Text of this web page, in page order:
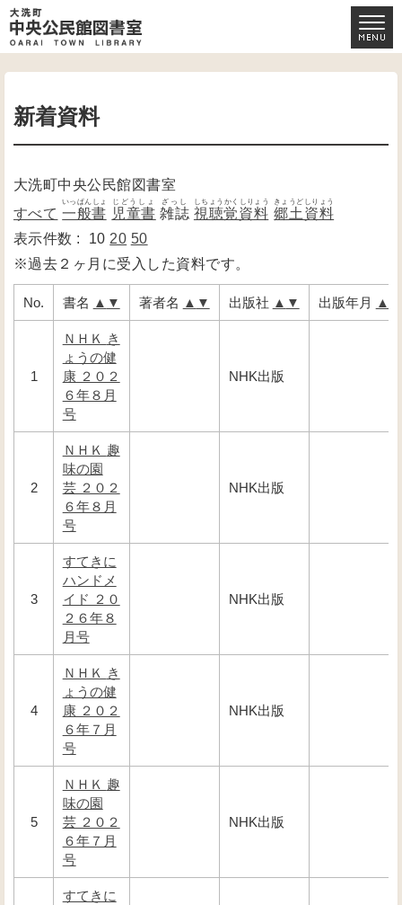
新着資料
大洗町中央公民館図書室
すべて 一般書
いっぱんしょ
児童書
じどうしょ
雑誌
ざっし
視聴覚資料
しちょうかくしりょう
郷土資料
きょうどしりょう
10 20 50
※過去２ヶ月に受入した資料です。
No. 書名 ▲ ▼ 著者名 ▲ ▼ 出版社 ▲ ▼ 出版年月 ▲
1
ＮＨＫ き
ょうの健
康 ２０２
６年８月
号
NHK出版
2
ＮＨＫ 趣
味の園
芸 ２０２
６年８月
号
NHK出版
3
すてきに
ハンドメ
イド ２０
２６年８
月号
NHK出版
4
ＮＨＫ き
ょうの健
康 ２０２
６年７月
号
NHK出版
5
ＮＨＫ 趣
味の園
芸 ２０２
６年７月
号
NHK出版
すてきに